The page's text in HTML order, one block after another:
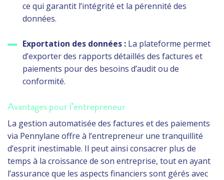
ce qui garantit l’intégrité et la pérennité des
données.
Exportation des données : La plateforme permet
d’exporter des rapports détaillés des factures et
paiements pour des besoins d’audit ou de
conformité.
Avantages pour l’entrepreneur
La gestion automatisée des factures et des paiements
via Pennylane offre à l’entrepreneur une tranquillité
d’esprit inestimable. Il peut ainsi consacrer plus de
temps à la croissance de son entreprise, tout en ayant
l’assurance que les aspects financiers sont gérés avec